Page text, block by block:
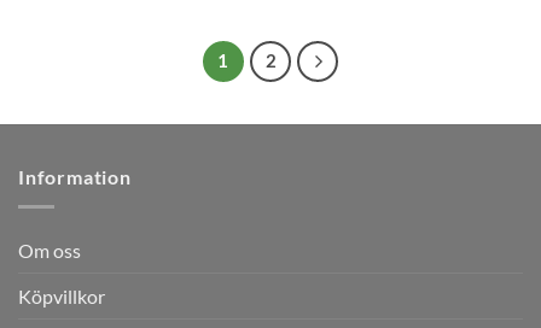
1 2
Information
Om oss
Köpvillkor